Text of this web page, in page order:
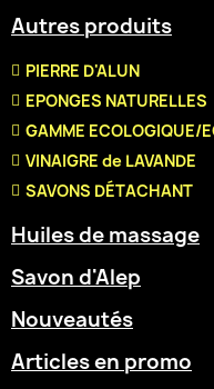
Autres produits
PIERRE D'ALUN
EPONGES NATURELLES
GAMME ECOLOGIQUE/
VINAIGRE de LAVANDE
SAVONS DÉTACHANT
Huiles de massage
Savon d'Alep
Nouveautés
Articles en promo